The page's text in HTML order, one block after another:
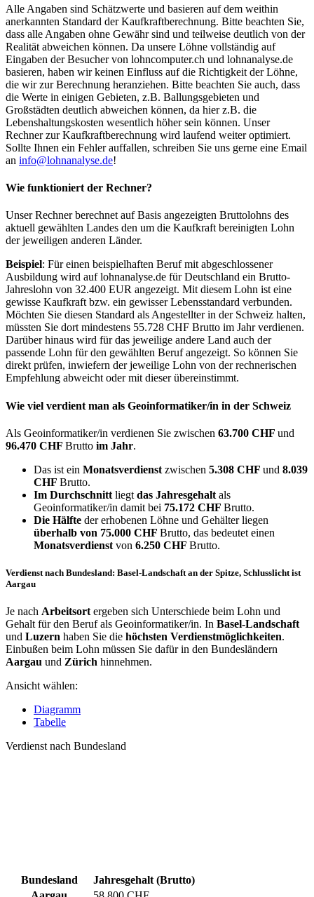
Alle Angaben sind Schätzwerte und basieren auf dem weithin
anerkannten Standard der Kaufkraftberechnung. Bitte beachten Sie,
dass alle Angaben ohne Gewähr sind und teilweise deutlich von der
Realität abweichen können. Da unsere Löhne vollständig auf
Eingaben der Besucher von lohncomputer.ch und lohnanalyse.de
basieren, haben wir keinen Einfluss auf die Richtigkeit der Löhne,
die wir zur Berechnung heranziehen. Bitte beachten Sie auch, dass
die Werte in einigen Gebieten, z.B. Ballungsgebieten und
Großstädten deutlich abweichen können, da hier z.B. die
Lebenshaltungskosten wesentlich höher sein können. Unser
Rechner zur Kaufkraftberechnung wird laufend weiter optimiert.
Sollte Ihnen ein Fehler auffallen, schreiben Sie uns gerne eine Email
an info@lohnanalyse.de!
Wie funktioniert der Rechner?
Unser Rechner berechnet auf Basis angezeigten Bruttolohns des
aktuell gewählten Landes den um die Kaufkraft bereinigten Lohn
der jeweiligen anderen Länder.
Beispiel: Für einen beispielhaften Beruf mit abgeschlossener
Ausbildung wird auf lohnanalyse.de für Deutschland ein Brutto-
Jahreslohn von 32.400 EUR angezeigt. Mit diesem Lohn ist eine
gewisse Kaufkraft bzw. ein gewisser Lebensstandard verbunden.
Möchten Sie diesen Standard als Angestellter in der Schweiz halten,
müssten Sie dort mindestens 55.728 CHF Brutto im Jahr verdienen.
Darüber hinaus wird für das jeweilige andere Land auch der
passende Lohn für den gewählten Beruf angezeigt. So können Sie
direkt prüfen, inwiefern der jeweilige Lohn von der rechnerischen
Empfehlung abweicht oder mit dieser übereinstimmt.
Wie viel verdient man als Geoinformatiker/in in der Schweiz
Als Geoinformatiker/in verdienen Sie zwischen 63.700 CHF und
96.470 CHF Brutto im Jahr.
Das ist ein Monatsverdienst zwischen 5.308 CHF und 8.039
CHF Brutto.
Im Durchschnitt liegt das Jahresgehalt als
Geoinformatiker/in damit bei 75.172 CHF Brutto.
Die Hälfte der erhobenen Löhne und Gehälter liegen
überhalb von 75.000 CHF Brutto, das bedeutet einen
Monatsverdienst von 6.250 CHF Brutto.
Verdienst nach Bundesland: Basel-Landschaft an der Spitze, Schlusslicht ist
Aargau
Je nach Arbeitsort ergeben sich Unterschiede beim Lohn und
Gehalt für den Beruf als Geoinformatiker/in. In Basel-Landschaft
und Luzern haben Sie die höchsten Verdienstmöglichkeiten.
Einbußen beim Lohn müssen Sie dafür in den Bundesländern
Aargau und Zürich hinnehmen.
Ansicht wählen:
Diagramm
Tabelle
Verdienst nach Bundesland
Bundesland
Jahresgehalt (Brutto)